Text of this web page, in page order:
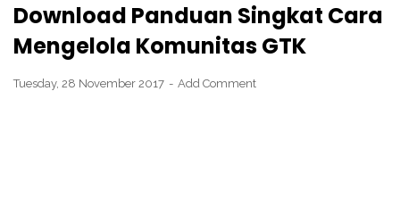
Download Panduan Singkat Cara
Mengelola Komunitas GTK
Tuesday, 28 November 2017 Add Comment